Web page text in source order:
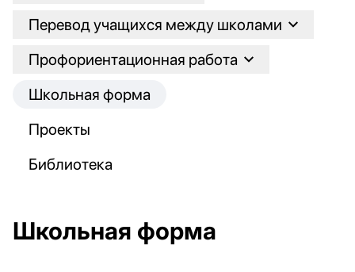
Перевод учащихся между школами
Профориентационная работа
Школьная форма
Проекты
Библиотека
Школьная форма